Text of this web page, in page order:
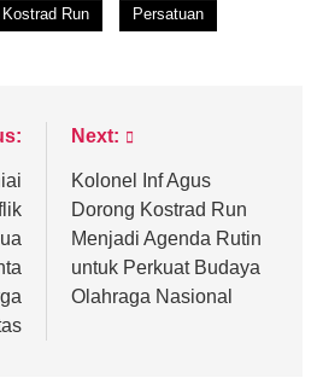
Kostrad Run Persatuan
Next:
Kolonel Inf Agus
Dorong Kostrad Run
Menjadi Agenda Rutin
untuk Perkuat Budaya
Olahraga Nasional